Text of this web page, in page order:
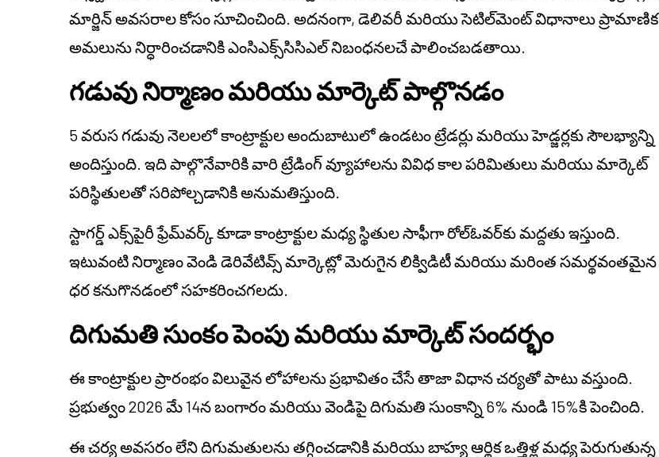
మార్జిన్ అవసరాల కోసం సూచించింది. అదనంగా, డెలివరీ మరియు సెటిల్‌మెంట్ విధానాలు ప్రామాణిక
అమలును నిర్ధారించడానికి ఎంసిఎక్స్‌సిసిఎల్ నిబంధనలచే పాలించబడతాయి.
గడువు నిర్మాణం మరియు మార్కెట్ పాల్గొనడం
5 వరుస గడువు నెలలలో కాంట్రాక్టుల అందుబాటులో ఉండటం ట్రేడర్లు మరియు హెడ్జర్లకు సౌలభ్యాన్ని
అందిస్తుంది. ఇది పాల్గొనేవారికి వారి ట్రేడింగ్ వ్యూహాలను వివిధ కాల పరిమితులు మరియు మార్కెట్
పరిస్థితులతో సరిపోల్చడానికి అనుమతిస్తుంది.
స్టాగర్డ్ ఎక్స్‌పైరీ ఫ్రేమ్‌వర్క్ కూడా కాంట్రాక్టుల మధ్య స్థితుల సాఫీగా రోల్ఓవర్‌కు మద్దతు ఇస్తుంది.
ఇటువంటి నిర్మాణం వెండి డెరివేటివ్స్ మార్కెట్లో మెరుగైన లిక్విడిటీ మరియు మరింత సమర్థవంతమైన
ధర కనుగొనడంలో సహకరించగలదు.
దిగుమతి సుంకం పెంపు మరియు మార్కెట్ సందర్భం
ఈ కాంట్రాక్టుల ప్రారంభం విలువైన లోహాలను ప్రభావితం చేసే తాజా విధాన చర్యతో పాటు వస్తుంది.
ప్రభుత్వం 2026 మే 14న బంగారం మరియు వెండిపై దిగుమతి సుంకాన్ని 6% నుండి 15%కి పెంచింది.
ఈ చర్య అవసరం లేని దిగుమతులను తగ్గించడానికి మరియు బాహ్య ఆర్థిక ఒత్తిళ్ల మధ్య పెరుగుతున్న